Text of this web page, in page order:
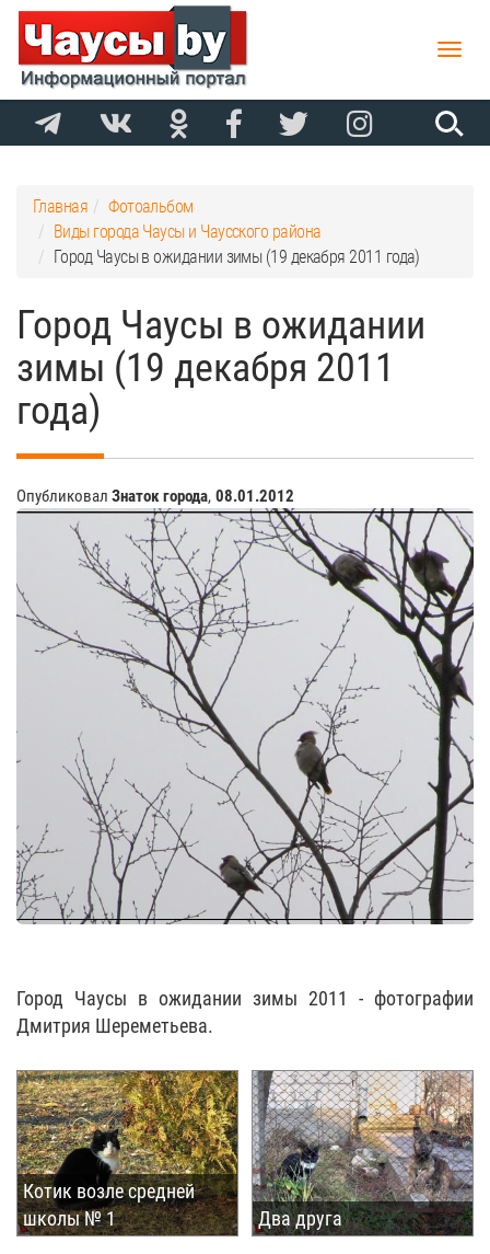
Toggle
Главная
Фотоальбом
Виды города Чаусы и Чаусского района
Город Чаусы в ожидании зимы (19 декабря 2011 года)
Город Чаусы в ожидании
зимы (19 декабря 2011
года)
Опубликовал Знаток города, 08.01.2012
Город Чаусы в ожидании зимы 2011 - фотографии
Дмитрия Шереметьева.
Котик возле средней
школы № 1
Два друга